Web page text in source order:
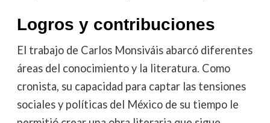
Logros y contribuciones
El trabajo de Carlos Monsiváis abarcó diferentes
áreas del conocimiento y la literatura. Como
cronista, su capacidad para captar las tensiones
sociales y políticas del México de su tiempo le